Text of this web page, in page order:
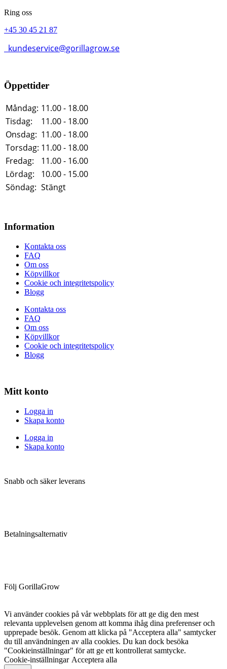
Ring oss
+45 30 45 21 87
kundeservice@gorillagrow.se
Öppettider
Måndag: 11.00 - 18.00
Tisdag:
11.00 - 18.00
Onsdag: 11.00 - 18.00
Torsdag: 11.00 - 18.00
Fredag:
11.00 - 16.00
Lördag:
10.00 - 15.00
Söndag: Stängt
Information
Kontakta oss
FAQ
Om oss
Köpvillkor
Cookie och integritetspolicy
Blogg
Kontakta oss
FAQ
Om oss
Köpvillkor
Cookie och integritetspolicy
Blogg
Mitt konto
Logga in
Skapa konto
Logga in
Skapa konto
Snabb och säker leverans
Betalningsalternativ
Följ GorillaGrow
Vi använder cookies på vår webbplats för att ge dig den mest
relevanta upplevelsen genom att komma ihåg dina preferenser och
upprepade besök. Genom att klicka på "Acceptera alla" samtycker
du till användningen av alla cookies. Du kan dock besöka
"Cookieinställningar" för att ge ett kontrollerat samtycke.
Cookie-inställningar Acceptera alla